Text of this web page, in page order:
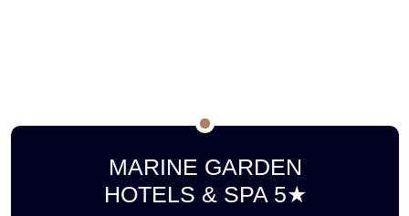
MARINE GARDEN
HOTELS & SPA 5★